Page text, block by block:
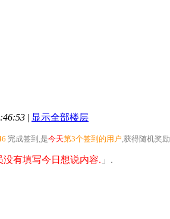
| 显示全部楼层
完成签到,是今天第3个签到的用户 ,获得随机奖励
没有填写今日想说内容. 」.